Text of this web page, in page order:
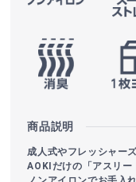
商品説明
成人式やフレッシャー
AOKIだけの「アスリー